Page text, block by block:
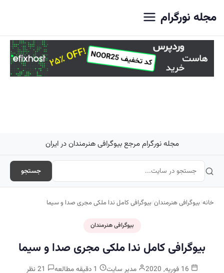
مجله نورگرام
مجله نورگرام مرجع بیوگرافی هنرمندان در ایران
جستجو
خانه/بیوگرافی هنرمندان/بیوگرافی کامل ندا ملکی مجری صدا و سیما
بیوگرافی هنرمندان
بیوگرافی کامل ندا ملکی مجری صدا و سیما
مدیر سایت